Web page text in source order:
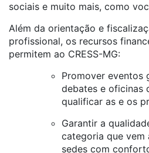
sociais e muito mais, como
Além da orientação e
profissional, os recursos
permitem ao CRESS-MG:
Promover eventos
debates e oficinas
qualificar as e os
Garantir a
categoria que vem
sedes com